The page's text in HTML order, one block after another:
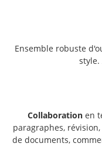
Ensemble robuste
style.
Collaboration en
paragraphes,
de documents,